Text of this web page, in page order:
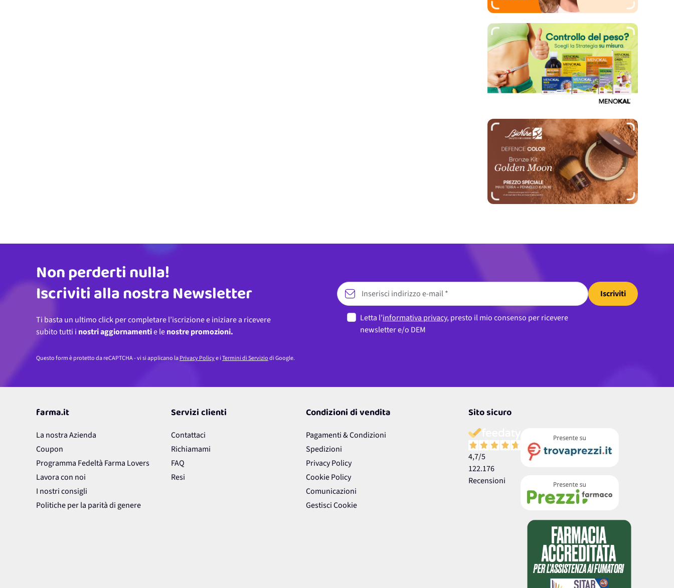
Indirizzo email
Non perderti nulla!
Iscriviti alla nostra Newsletter
Ti basta un ultimo click per completare l’iscrizione e iniziare a ricevere
subito tutti i nostri aggiornamentie lenostre promozioni.
Iscriviti
Letta l’informativa privacy, presto il mio consenso per ricevere
newsletter e/o DEM
Questo form è protetto da reCAPTCHA - vi si applicano laPrivacy Policye iTermini di Serviziodi Google.
farma.it
La nostra Azienda
Coupon
Programma Fedeltà Farma Lovers
Lavora con noi
I nostri consigli
Politiche per la parità di genere
Servizi clienti
Contattaci
Richiamami
FAQ
Resi
Condizioni di vendita
Pagamenti & Condizioni
Spedizioni
Privacy Policy
Cookie Policy
Comunicazioni
Gestisci Cookie
Sito sicuro
4,7/5
122.176
Recensioni